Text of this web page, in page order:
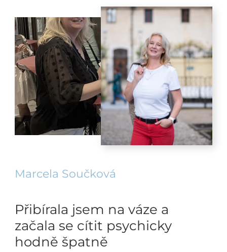
Marcela Součková
Přibírala jsem na váze a
začala se cítit psychicky
hodně špatně